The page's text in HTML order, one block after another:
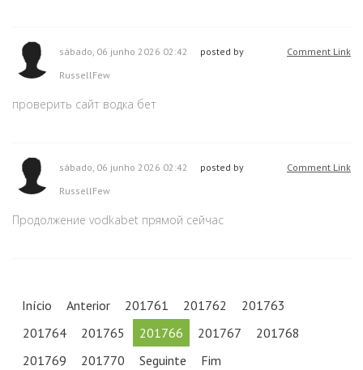
Comment Link
sábado, 06 junho 2026 02:42
posted by
RussellFew
проверить сайт водка бет
Comment Link
sábado, 06 junho 2026 02:42
posted by
RussellFew
Продолжение vodkabet прямой сейчас
Início Anterior 201761 201762
201763
201764
201765 201766 201767
201768
201769
201770 Seguinte Fim